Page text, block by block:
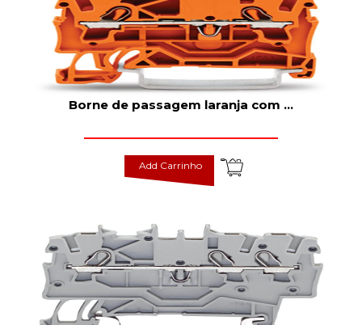
Borne de passagem laranja com ...
Add Carrinho